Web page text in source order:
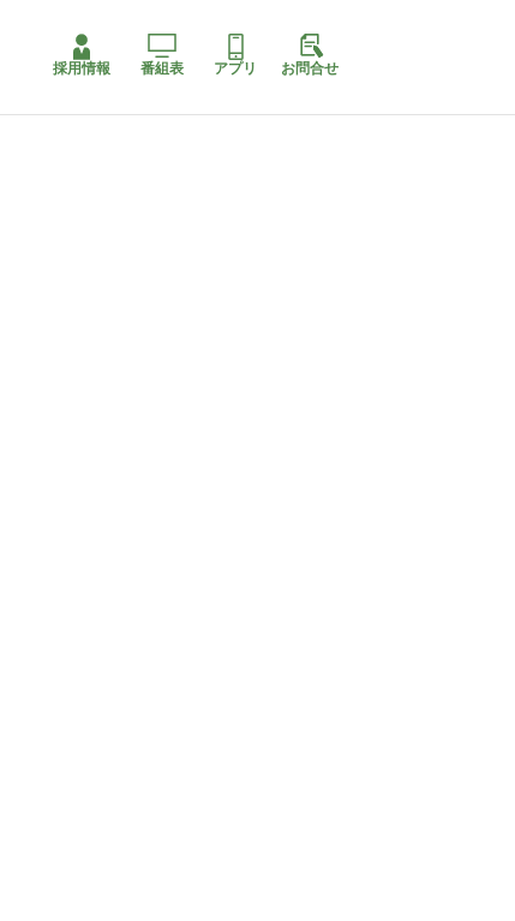
採用情報 番組表 アプリ お問合せ